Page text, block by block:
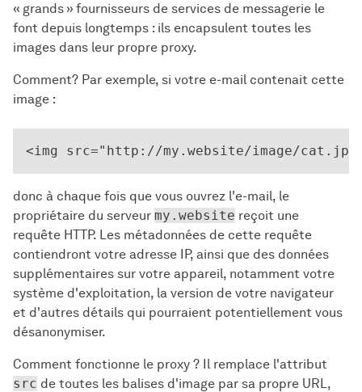
« grands » fournisseurs de services de messagerie le
font depuis longtemps : ils encapsulent toutes les
images dans leur propre proxy.
Comment? Par exemple, si votre e-mail contenait cette
image :
donc à chaque fois que vous ouvrez l'e-mail, le
propriétaire du serveur my.website reçoit une
requête HTTP. Les métadonnées de cette requête
contiendront votre adresse IP, ainsi que des données
supplémentaires sur votre appareil, notamment votre
système d'exploitation, la version de votre navigateur
et d'autres détails qui pourraient potentiellement vous
désanonymiser.
Comment fonctionne le proxy ? Il remplace l'attribut
src de toutes les balises d'image par sa propre URL,